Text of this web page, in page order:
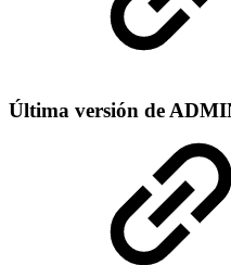
Última versión de